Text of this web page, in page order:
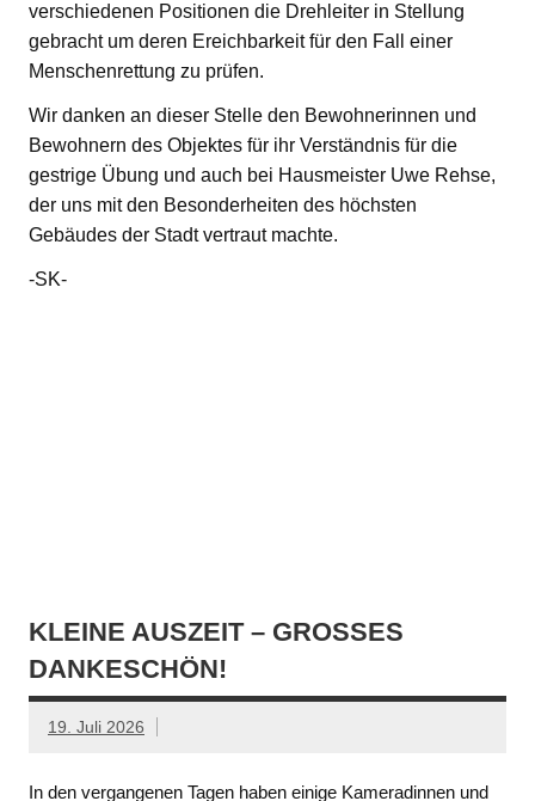
verschiedenen Positionen die Drehleiter in Stellung
gebracht um deren Ereichbarkeit für den Fall einer
Menschenrettung zu prüfen.
Wir danken an dieser Stelle den Bewohnerinnen und
Bewohnern des Objektes für ihr Verständnis für die
gestrige Übung und auch bei Hausmeister Uwe Rehse,
der uns mit den Besonderheiten des höchsten
Gebäudes der Stadt vertraut machte.
-SK-
KLEINE AUSZEIT – GROSSES D
ANKESCHÖN!
19. Juli 2026
In den vergangenen Tagen haben einige Kameradinnen und